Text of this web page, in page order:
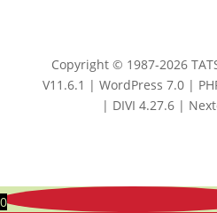
Copyright © 1987-2026
V11.6.1 | WordPress 7.0 |
| DIVI 4.27.6 |
0